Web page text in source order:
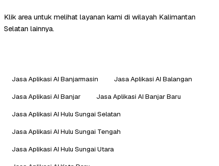
Klik area untuk melihat layanan kami di wilayah Kalimantan
Selatan lainnya.
Jasa Aplikasi AI Banjarmasin
Jasa Aplikasi AI Balangan
Jasa Aplikasi AI Banjar
Jasa Aplikasi AI Banjar Baru
Jasa Aplikasi AI Hulu Sungai Selatan
Jasa Aplikasi AI Hulu Sungai Tengah
Jasa Aplikasi AI Hulu Sungai Utara